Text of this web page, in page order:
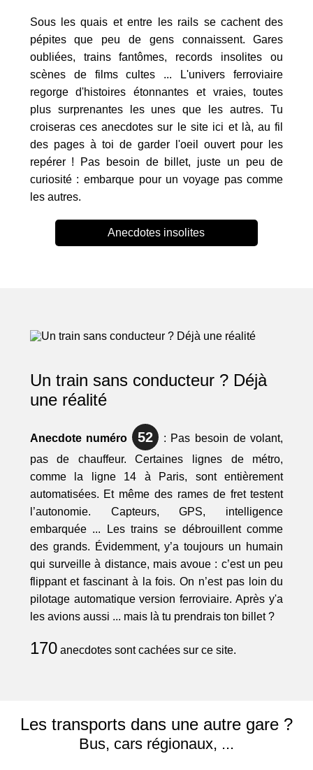
Sous les quais et entre les rails se cachent des
pépites que peu de gens connaissent. Gares
oubliées, trains fantômes, records insolites ou
scènes de films cultes ... L'univers ferroviaire
regorge d'histoires étonnantes et vraies, toutes
plus surprenantes les unes que les autres. Tu
croiseras ces anecdotes sur le site ici et là, au fil
des pages à toi de garder l'oeil ouvert pour les
repérer ! Pas besoin de billet, juste un peu de
curiosité : embarque pour un voyage pas comme
les autres.
Anecdotes insolites
Un train sans conducteur ? Déjà
une réalité
Anecdote numéro 52 : Pas besoin de volant,
pas de chauffeur. Certaines lignes de métro,
comme la ligne 14 à Paris, sont entièrement
automatisées. Et même des rames de fret testent
l’autonomie. Capteurs, GPS, intelligence
embarquée ... Les trains se débrouillent comme
des grands. Évidemment, y’a toujours un humain
qui surveille à distance, mais avoue : c’est un peu
flippant et fascinant à la fois. On n’est pas loin du
pilotage automatique version ferroviaire. Après y'a
les avions aussi ... mais là tu prendrais ton billet ?
170anecdotes sont cachées sur ce site.
Les transports dans une autre gare ?
Bus, cars régionaux, ...